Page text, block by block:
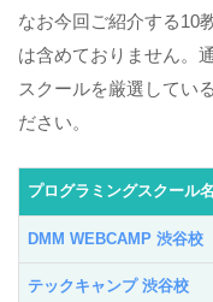
なお今回ご紹介する10
は含めておりません。
スクールを厳選してい
ださい。
プログラミングスクール名
DMM WEBCAMP 渋谷校
テックキャンプ 渋谷校